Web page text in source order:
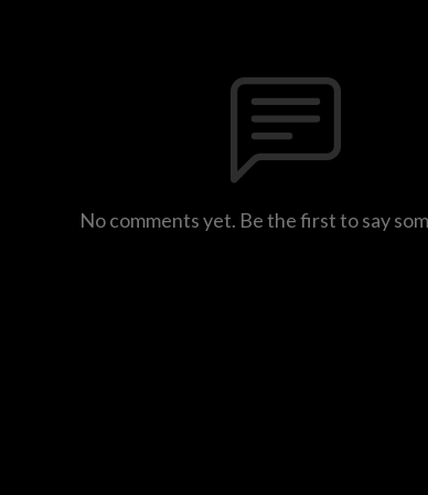
No comments yet. Be the first to say